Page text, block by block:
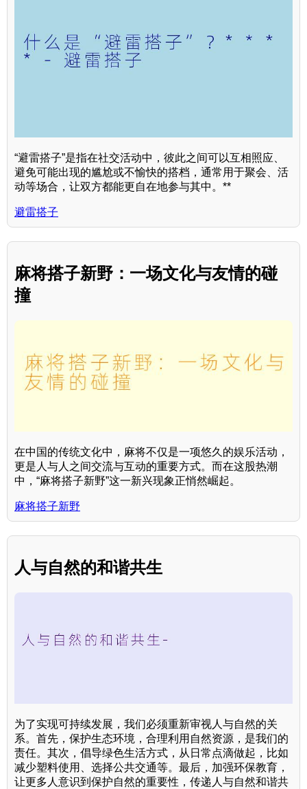
“避雷搭子”是指在社交活动中，彼此之间可以互相照应、
避免可能出现的尴尬或不愉快的搭档，通常用于聚会、活
动等场合，让双方都能更自在地参与其中。**
避雷搭子
麻将搭子新野：一场文化与友情的碰
撞
在中国的传统文化中，麻将不仅是一项悠久的娱乐活动，
更是人与人之间交流与互动的重要方式。而在这股热潮
中，“麻将搭子新野”这一新兴现象正悄然崛起。
麻将搭子新野
人与自然的和谐共生
为了实现可持续发展，我们必须重新审视人与自然的关
系。首先，保护生态环境，合理利用自然资源，是我们的
责任。其次，倡导绿色生活方式，从日常点滴做起，比如
减少塑料使用、选择公共交通等。最后，加强环保教育，
让更多人意识到保护自然的重要性，传递人与自然和谐共